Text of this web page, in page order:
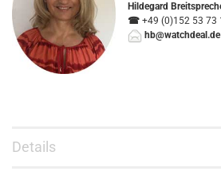
Hildegard
☎ +49 (0)152 53 73
hb@watchdeal.de
Details